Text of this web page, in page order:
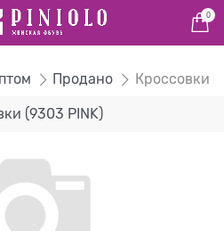
0
Продано Кроссовки
(9303 PINK)